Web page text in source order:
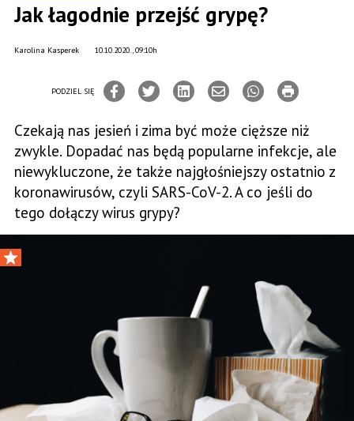
Jak łagodnie przejść grypę?
10.10.2020., 09:10h
Karolina Kasperek
PODZIEL SIĘ
Czekają nas jesień i zima być może cięższe niż
zwykle. Dopadać nas będą popularne infekcje, ale
niewykluczone, że także najgłośniejszy ostatnio z
koronawirusów, czyli SARS-CoV-2. A co jeśli do
tego dołączy wirus grypy?